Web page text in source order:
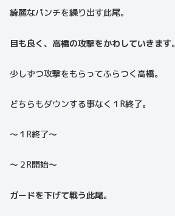
綺麗なパンチを繰り出す此尾。
目も良く、高橋の攻撃をかわしていきます。
少しずつ攻撃をもらってふらつく高橋。
どちらもダウンする事なく１R終了。
〜１R終了〜
〜２R開始〜
ガードを下げて戦う此尾。